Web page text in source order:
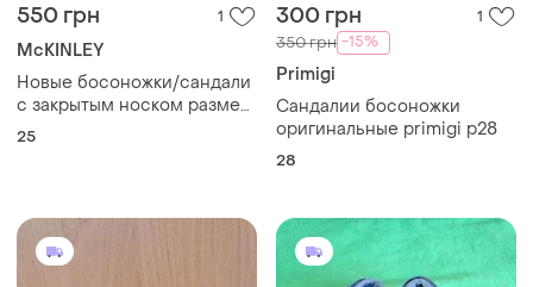
550 грн 1
McKINLEY
Новые босоножки/сандали
с закрытым носком размер
25 на мальчика
25
300 грн 1
350 грн -15%
Primigi
Сандалии босоножки
оригинальные primigi p28
28